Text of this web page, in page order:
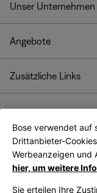
Unser Unternehmen
Angebote
Zusätzliche Links
Bose verwendet auf
Drittanbieter-
Werbeanzeigen und
hier, um weitere
Sie erteilen Ihre